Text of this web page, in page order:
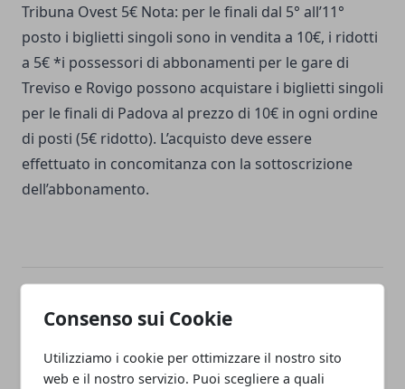
Consenso sui Cookie
Utilizziamo i cookie per ottimizzare il nostro sito
web e il nostro servizio. Puoi scegliere a quali
Tribuna Ovest 5€ Nota: per le finali dal 5° all’11°
posto i biglietti singoli sono in vendita a 10€, i ridotti
a 5€ *i possessori di abbonamenti per le gare di
Treviso e Rovigo possono acquistare i biglietti singoli
per le finali di Padova al prezzo di 10€ in ogni ordine
di posti (5€ ridotto). L’acquisto deve essere
effettuato in concomitanza con la sottoscrizione
dell’abbonamento.
Whatsapp